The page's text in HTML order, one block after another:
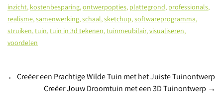
inzicht, kostenbesparing,ontwerpopties, plattegrond, professionals,
realisme,samenwerking,schaal,sketchup,softwareprogramma,
struiken,tuin,tuin in 3d tekenen,tuinmeubilair,visualiseren,
voordelen
Post
navigation
← Creëer een Prachtige Wilde Tuin met het Juiste Tuinontwerp
Creëer Jouw Droomtuin met een 3D Tuinontwerp →